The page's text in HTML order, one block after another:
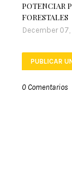
POTENCIAR
FORESTALES
December
PUBLICAR
0 Comentarios